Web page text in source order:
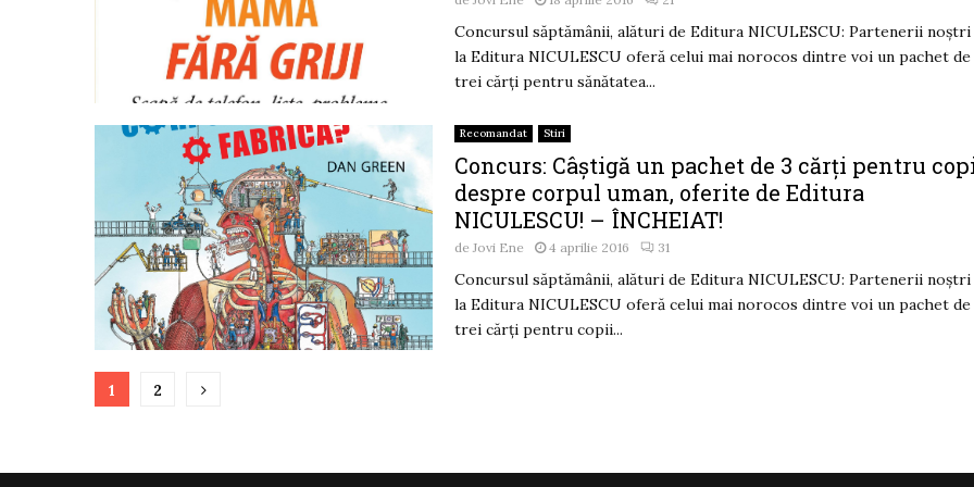
Concursul săptămânii, alături de Editura NICULESCU: Partenerii noștri
la Editura NICULESCU oferă celui mai norocos dintre voi un pachet de
trei cărți pentru sănătatea...
Recomandat Stiri
Concurs: Câștigă un pachet de 3 cărți pentru
despre corpul uman, oferite de Editura
NICULESCU! – ÎNCHEIAT!
de Jovi Ene 4 aprilie 2016 31
Concursul săptămânii, alături de Editura NICULESCU: Partenerii noștri
la Editura NICULESCU oferă celui mai norocos dintre voi un pachet de
trei cărți pentru copii...
Paginație
1 2